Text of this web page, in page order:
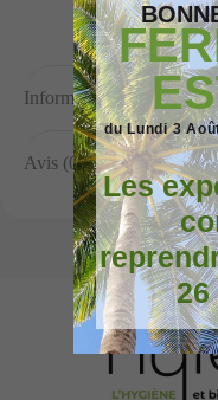
Informations
Avis (0)
du Lundi 3
Les
26